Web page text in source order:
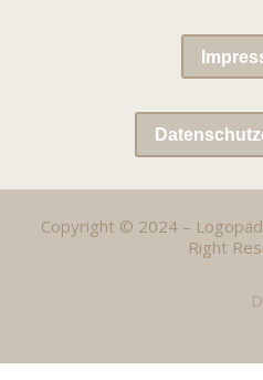
Copyright © 2024 –
Right